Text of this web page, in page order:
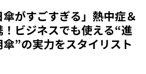
傘がすごすぎる」熱中症＆
ビジネスでも使える“進
”の実力をスタイリスト